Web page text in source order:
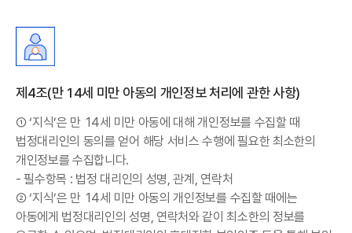
제4조(만 14세 미만 아동의 개인정보 처리에 관한 사항)
① ‘지식’은 만 14세 미만 아동에 대해 개인정보를 수집할 때
법정대리인의 동의를 얻어 해당 서비스 수행에 필요한 최소한의
개인정보를 수집합니다.
- 필수항목 : 법정 대리인의 성명, 관계, 연락처
② ‘지식’은 만 14세 미만 아동의 개인정보를 수집할 때에는
아동에게 법정대리인의 성명, 연락처와 같이 최소한의 정보를